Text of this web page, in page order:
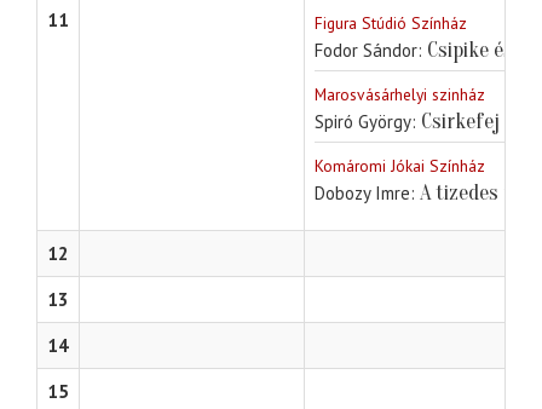
11
Figura Stúdió Színház
Fodor Sándor Csipike és
Marosvásárhelyi szinház
Spiró György Csirkefej
Komáromi Jókai Színház
Dobozy Imre A tizedes
12
13
14
15